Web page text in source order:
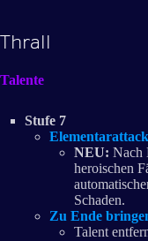
Thrall
Talente
Stufe 7
NEU: Nach
heroischen
Schaden.
Zu Ende
Talent